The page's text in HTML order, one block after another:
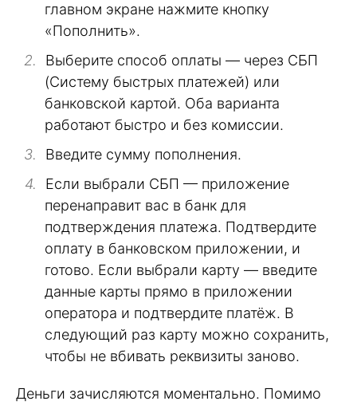
главном экране нажмите кнопку
«Пополнить».
Выберите способ оплаты — через СБП
(Систему быстрых платежей) или
банковской картой. Оба варианта
работают быстро и без комиссии.
Введите сумму пополнения.
Если выбрали СБП — приложение
перенаправит вас в банк для
подтверждения платежа. Подтвердите
оплату в банковском приложении, и
готово. Если выбрали карту — введите
данные карты прямо в приложении
оператора и подтвердите платёж. В
следующий раз карту можно сохранить,
чтобы не вбивать реквизиты заново.
Деньги зачисляются моментально. Помимо